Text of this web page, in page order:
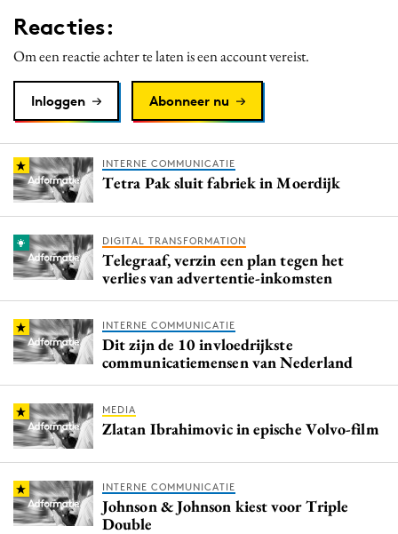
Merkstrategie
Purpose Marketing
Reputatie & crisis
Reacties:
Om een reactie achter te laten is een account vereist.
Inloggen Abonneer nu
INTERNE COMMUNICATIE
Tetra Pak sluit fabriek in Moerdijk
DIGITAL TRANSFORMATION
Telegraaf, verzin een plan tegen het
verlies van advertentie-inkomsten
INTERNE COMMUNICATIE
Dit zijn de 10 invloedrijkste
communicatiemensen van Nederland
MEDIA
Zlatan Ibrahimovic in epische Volvo-film
INTERNE COMMUNICATIE
Johnson & Johnson kiest voor Triple
Double